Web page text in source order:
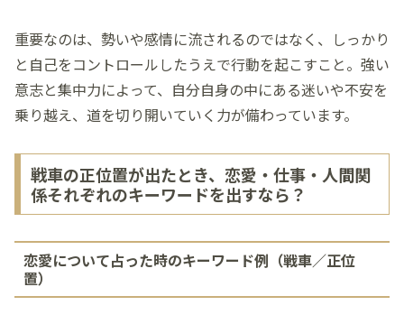
重要なのは、勢いや感情に流されるのではなく、しっかり
と自己をコントロールしたうえで行動を起こすこと。強い
意志と集中力によって、自分自身の中にある迷いや不安を
乗り越え、道を切り開いていく力が備わっています。
戦車の正位置が出たとき、恋愛・仕事・人間関
係それぞれのキーワードを出すなら？
恋愛について占った時のキーワード例（戦車／正位
置）